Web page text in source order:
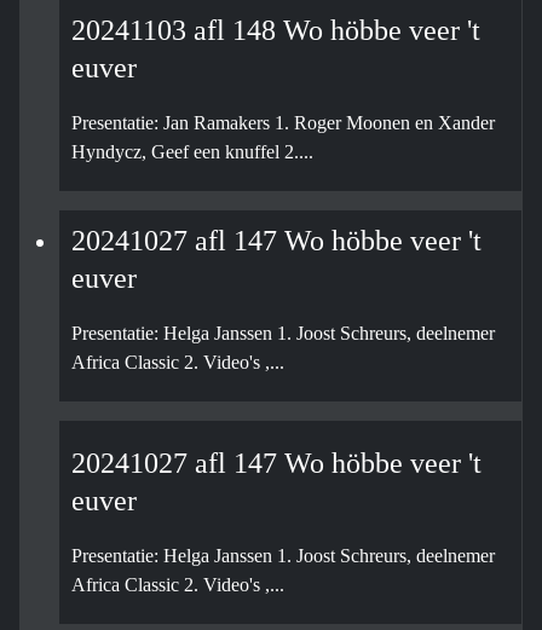
20241103 afl 148 Wo höbbe veer 't
euver
Presentatie: Jan Ramakers 1. Roger Moonen en Xander
Hyndycz, Geef een knuffel 2....
20241027 afl 147 Wo höbbe veer 't
euver
Presentatie: Helga Janssen 1. Joost Schreurs, deelnemer
Africa Classic 2. Video's ,...
20241027 afl 147 Wo höbbe veer 't
euver
Presentatie: Helga Janssen 1. Joost Schreurs, deelnemer
Africa Classic 2. Video's ,...